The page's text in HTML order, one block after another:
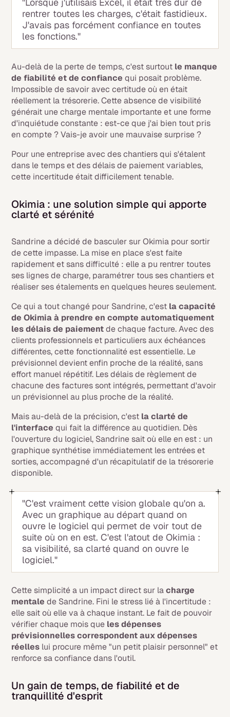
"Lorsque j'utilisais Excel, il était très dur de
rentrer toutes les charges, c'était fastidieux.
J'avais pas forcément confiance en toutes
les fonctions."
Au-delà de la perte de temps, c'est surtout le manque
de fiabilité et de confiance qui posait problème.
Impossible de savoir avec certitude où en était
réellement la trésorerie. Cette absence de visibilité
générait une charge mentale importante et une forme
d'inquiétude constante : est-ce que j'ai bien tout pris
en compte ? Vais-je avoir une mauvaise surprise ?
Pour une entreprise avec des chantiers qui s'étalent
dans le temps et des délais de paiement variables,
cette incertitude était difficilement tenable.
Okimia : une solution simple qui apporte
clarté et sérénité
Sandrine a décidé de basculer sur Okimia pour sortir
de cette impasse. La mise en place s'est faite
rapidement et sans difficulté : elle a pu rentrer toutes
ses lignes de charge, paramétrer tous ses chantiers et
réaliser ses étalements en quelques heures seulement.
Ce qui a tout changé pour Sandrine, c'est la capacité
de Okimia à prendre en compte automatiquement
les délais de paiementde chaque facture. Avec des
clients professionnels et particuliers aux échéances
différentes, cette fonctionnalité est essentielle. Le
prévisionnel devient enfin proche de la réalité, sans
effort manuel répétitif. Les délais de règlement de
chacune des factures sont intégrés, permettant d'avoir
un prévisionnel au plus proche de la réalité.
Mais au-delà de la précision, c'est la clarté de
l'interface qui fait la différence au quotidien. Dès
l'ouverture du logiciel, Sandrine sait où elle en est : un
graphique synthétise immédiatement les entrées et
sorties, accompagné d'un récapitulatif de la trésorerie
disponible.
"C'est vraiment cette vision globale qu'on a.
Avec un graphique au départ quand on
ouvre le logiciel qui permet de voir tout de
suite où on en est. C'est l'atout de Okimia :
sa visibilité, sa clarté quand on ouvre le
logiciel."
Cette simplicité a un impact direct sur lacharge
mentale de Sandrine. Fini le stress lié à l'incertitude :
elle sait où elle va à chaque instant. Le fait de pouvoir
vérifier chaque mois que les dépenses
prévisionnelles correspondent aux dépenses
réelles lui procure même "un petit plaisir personnel" et
renforce sa confiance dans l'outil.
Un gain de temps, de fiabilité et de
tranquillité d'esprit